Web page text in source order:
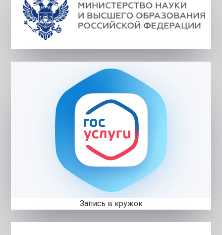
Запись в кружок